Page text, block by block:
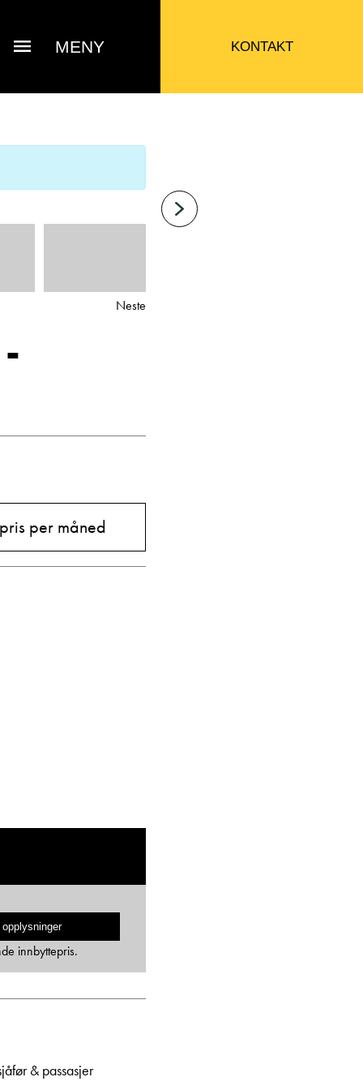
MENY KONTAKT
Neste
per måned
opplysninger
innbyttepris.
& passasjer